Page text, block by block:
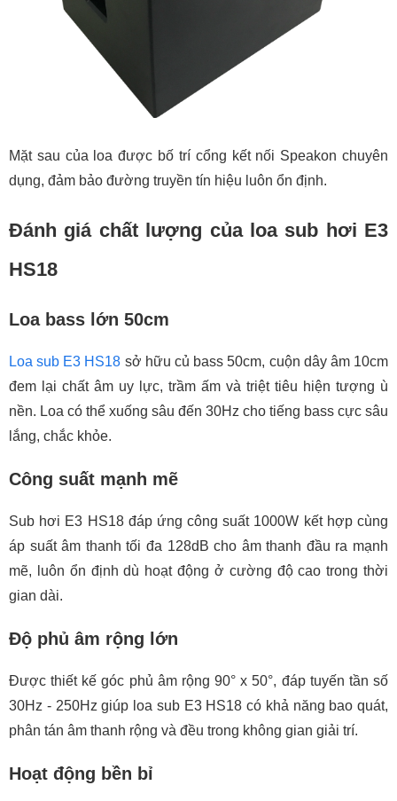
Mặt sau của loa được bố trí cổng kết nối Speakon chuyên
dụng, đảm bảo đường truyền tín hiệu luôn ổn định.
Đánh giá chất lượng của loa sub hơi E3
HS18
Loa bass lớn 50cm
Loa sub E3 HS18 sở hữu củ bass 50cm, cuộn dây âm 10cm
đem lại chất âm uy lực, trầm ấm và triệt tiêu hiện tượng ù
nền. Loa có thể xuống sâu đến 30Hz cho tiếng bass cực sâu
lắng, chắc khỏe.
Công suất mạnh mẽ
Sub hơi E3 HS18 đáp ứng công suất 1000W kết hợp cùng
áp suất âm thanh tối đa 128dB cho âm thanh đầu ra mạnh
mẽ, luôn ổn định dù hoạt động ở cường độ cao trong thời
gian dài.
Độ phủ âm rộng lớn
Được thiết kế góc phủ âm rộng 90° x 50°, đáp tuyến tần số
30Hz - 250Hz giúp loa sub E3 HS18 có khả năng bao quát,
phân tán âm thanh rộng và đều trong không gian giải trí.
Hoạt động bền bỉ